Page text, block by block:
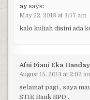
ay says:
May 22, 2013 at 3:57 am
kalo kuliah disini ada
Afni Fiani Eka
August 15, 2013 at 2:02
selamat pagi , saya
STIE Bank BPD .